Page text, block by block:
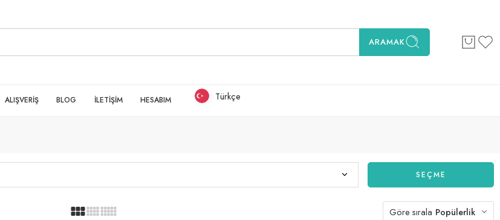
ARAMAK
ALIŞVERİŞ BLOG İLETİŞİM HESABIM Türkçe
SEÇME
Göre sırala Popülerlik